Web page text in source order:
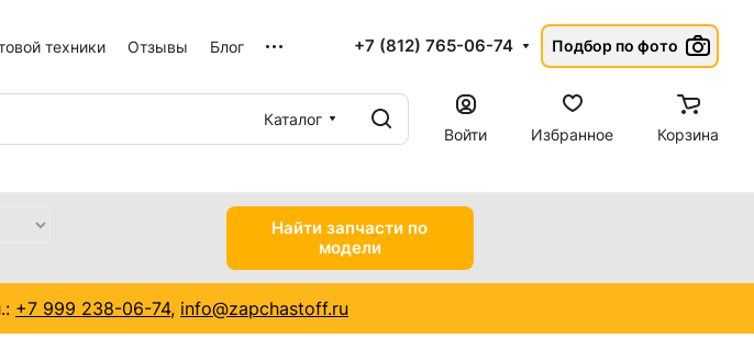
техники Отзывы Блог +7 (812) 765-06-74 Подбор по фото
Каталог
Войти
Избранное Корзина
Найти запчасти по
модели
+7 999 238-06-74, info@zapchastoff.ru